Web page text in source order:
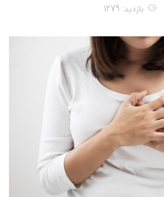
بازدید: 1279